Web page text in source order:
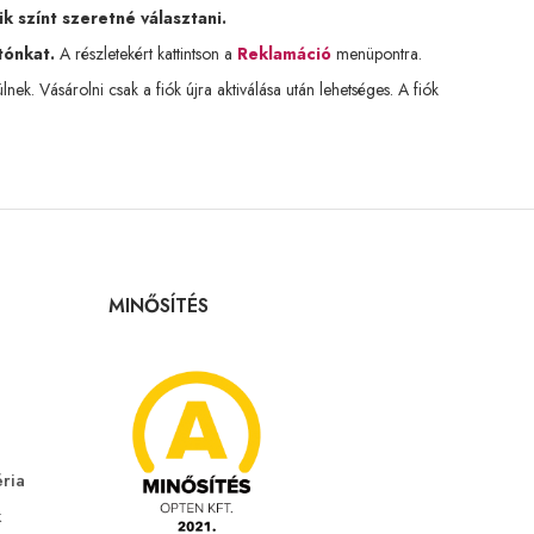
színt szeretné választani.
A részletekért kattintson a Reklamáció menüpontra.
Vásárolni csak a fiók újra aktiválása után lehetséges. A fiók
MINŐSÍTÉS